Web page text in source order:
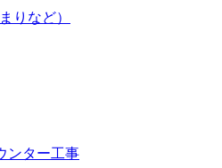
りなど）